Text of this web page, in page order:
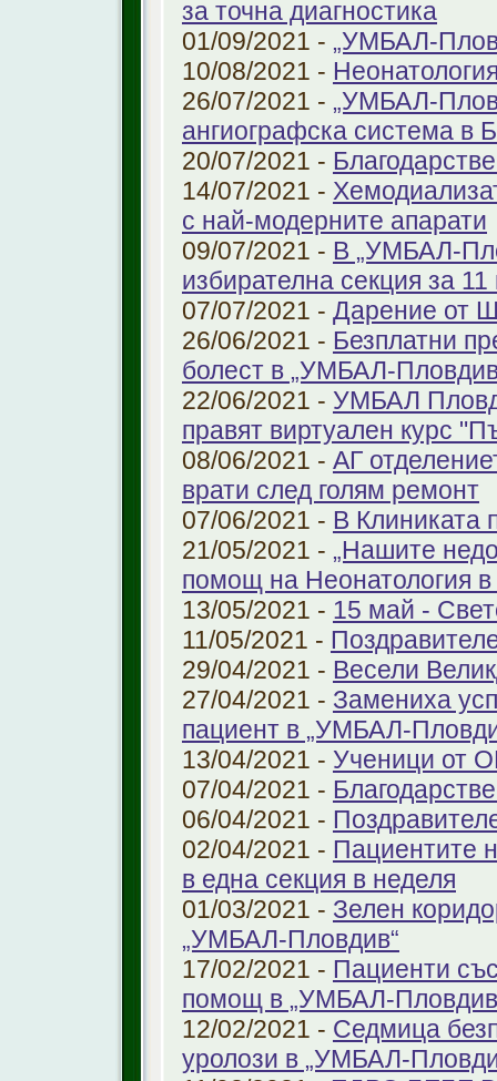
за точна диагностика
01/09/2021 - „УМБАЛ-
10/08/2021 -
26/07/2021 - „УМБАЛ-
ангиографска система в
20/07/2021 -
14/07/2021 -
с най-модерните апарати
09/07/2021 - В „УМБАЛ-
избирателна секция за 11
07/07/2021 - Дарение от
26/06/2021 - Безплатни
болест в „УМБАЛ-
22/06/2021 - УМБАЛ
правят виртуален курс
08/06/2021 - АГ
врати след голям ремонт
07/06/2021 - В Клиниката
21/05/2021 - „Нашите
помощ на Неонатология
13/05/2021 - 15 май -
11/05/2021 -
29/04/2021 - Весели
27/04/2021 - Замениха
пациент в „УМБАЛ-
13/04/2021 - Ученици от
07/04/2021 -
06/04/2021 -
02/04/2021 - Пациентите
в една секция в неделя
01/03/2021 - Зелен
„УМБАЛ-Пловдив“
17/02/2021 - Пациенти
помощ в „УМБАЛ-
12/02/2021 - Седмица
уролози в „УМБАЛ-